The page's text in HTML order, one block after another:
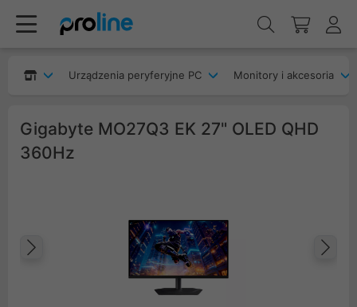
Urządzenia peryferyjne PC Monitory i akcesoria
Gigabyte MO27Q3 EK 27" OLED QHD
360Hz
Poprzedni